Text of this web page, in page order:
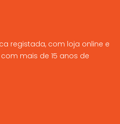
registada, com loja online e
mais de 15 anos de